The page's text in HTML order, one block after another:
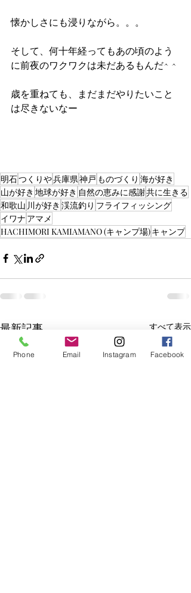
懐かしさにも浸りながら。。。
そして、何十年経ってもあの頃のよう
に前夜のワクワクは未だあるもんだ^ ^
歳を重ねても、まだまだやりたいこと
は尽きないなー
明石つくりや兵庫県神戸 ものづくり 海が好き
山が好き 地球が好き 自然の恵みに感謝共に生きる
和歌山 川が好き 渓流釣り フライフィッシング
イワナ アマメ
HACHIMORI KAMIAMANO (キャンプ場)キャンプ
最新記事 すべて表示
Phone Email Instagram Facebook